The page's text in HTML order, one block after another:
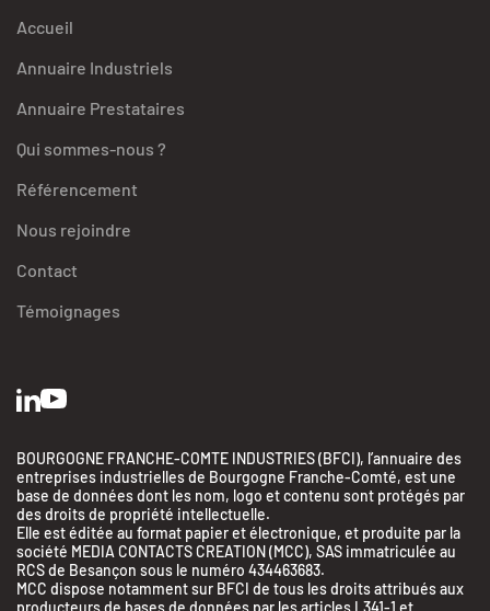
Accueil
Annuaire Industriels
Annuaire Prestataires
Qui sommes-nous ?
Référencement
Nous rejoindre
Contact
Témoignages
BOURGOGNE FRANCHE-COMTE INDUSTRIES (BFCI), l’annuaire des
entreprises industrielles de Bourgogne Franche-Comté, est une
base de données dont les nom, logo et contenu sont protégés par
des droits de propriété intellectuelle.
Elle est éditée au format papier et électronique, et produite par la
société MEDIA CONTACTS CREATION (MCC), SAS immatriculée au
RCS de Besançon sous le numéro 434463683.
MCC dispose notamment sur BFCI de tous les droits attribués aux